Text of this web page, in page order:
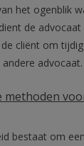
het ogenblik
de
cliënt om
advocaat.
methoden
bestaat om